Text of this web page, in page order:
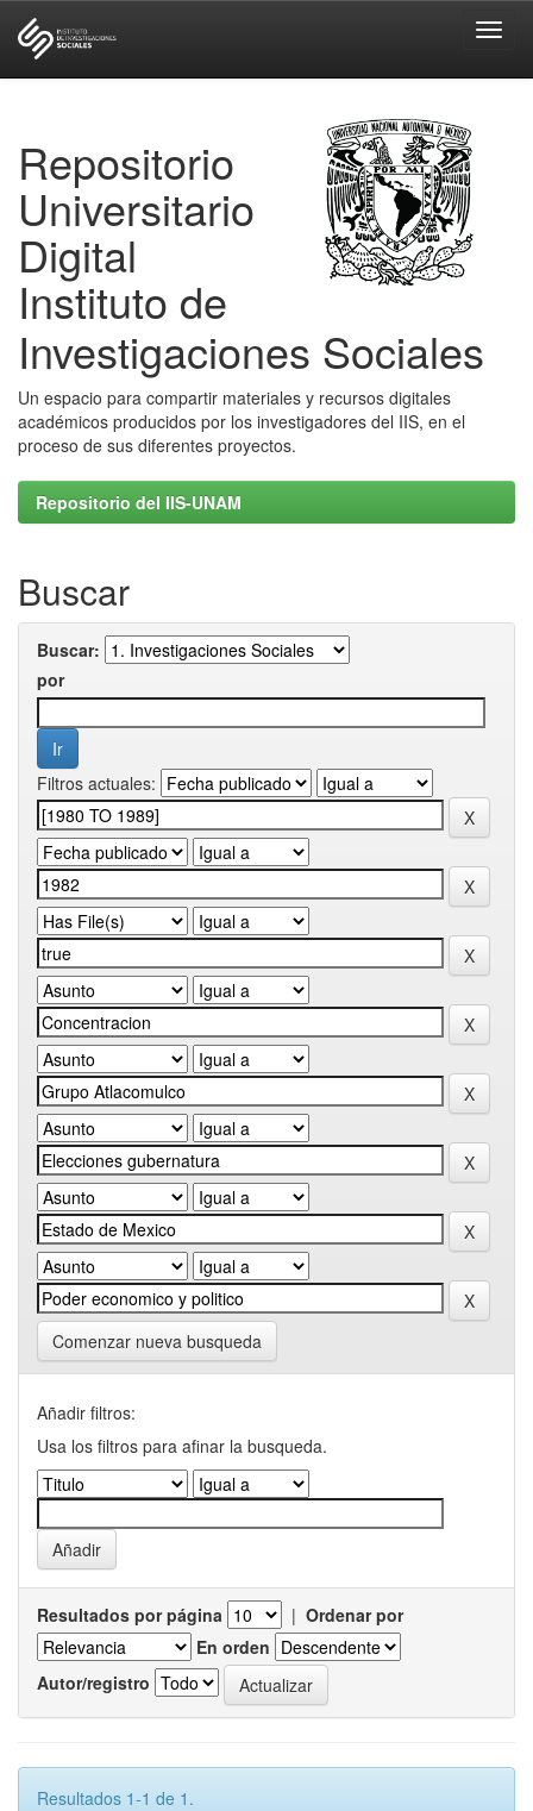
Repositorio
Universitario
Digital
Instituto de
Investigaciones Sociales
Un espacio para compartir materiales y recursos digitales
académicos producidos por los investigadores del IIS, en el
proceso de sus diferentes proyectos.
Repositorio del IIS-UNAM
Buscar
Buscar:
por
Filtros actuales:
Comenzar nueva busqueda
Añadir filtros:
Usa los filtros para afinar la busqueda.
Resultados por página | Ordenar por
En orden
Autor/registro
Resultados 1-1 de 1.